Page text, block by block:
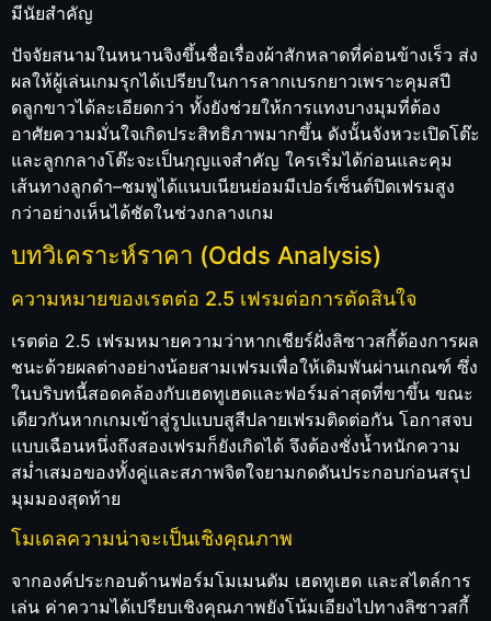
มีนัยสำคัญ
ปัจจัยสนามในหนานจิงขึ้นชื่อเรื่องผ้าสักหลาดที่ค่อนข้างเร็ว ส่ง
ผลให้ผู้เล่นเกมรุกได้เปรียบในการลากเบรกยาวเพราะคุมสปี
ดลูกขาวได้ละเอียดกว่า ทั้งยังช่วยให้การแทงบางมุมที่ต้อง
อาศัยความมั่นใจเกิดประสิทธิภาพมากขึ้น ดังนั้นจังหวะเปิดโต๊ะ
และลูกกลางโต๊ะจะเป็นกุญแจสำคัญ ใครเริ่มได้ก่อนและคุม
เส้นทางลูกดำ–ชมพูได้แนบเนียนย่อมมีเปอร์เซ็นต์ปิดเฟรมสูง
กว่าอย่างเห็นได้ชัดในช่วงกลางเกม
บทวิเคราะห์ราคา (Odds Analysis)
ความหมายของเรตต่อ 2.5 เฟรมต่อการตัดสินใจ
เรตต่อ 2.5 เฟรมหมายความว่าหากเชียร์ฝั่งลิซาวสกี้ต้องการผล
ชนะด้วยผลต่างอย่างน้อยสามเฟรมเพื่อให้เดิมพันผ่านเกณฑ์ ซึ่ง
ในบริบทนี้สอดคล้องกับเฮดทูเฮดและฟอร์มล่าสุดที่ขาขึ้น ขณะ
เดียวกันหากเกมเข้าสู่รูปแบบสูสีปลายเฟรมติดต่อกัน โอกาสจบ
แบบเฉือนหนึ่งถึงสองเฟรมก็ยังเกิดได้ จึงต้องชั่งน้ำหนักความ
สม่ำเสมอของทั้งคู่และสภาพจิตใจยามกดดันประกอบก่อนสรุป
มุมมองสุดท้าย
โมเดลความน่าจะเป็นเชิงคุณภาพ
จากองค์ประกอบด้านฟอร์มโมเมนตัม เฮดทูเฮด และสไตล์การ
เล่น ค่าความได้เปรียบเชิงคุณภาพยังโน้มเอียงไปทางลิซาวสกี้